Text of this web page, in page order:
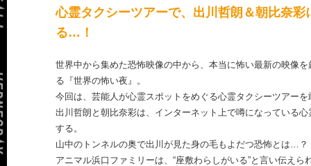
心霊タクシーツアーで、出川哲朗＆朝比奈彩
る…！
世界中から集めた恐怖映像の中から、本当に怖い最新の映像
る『世界の怖い夜』。
今回は、芸能人が心霊スポットをめぐる心霊タクシーツアーを
出川哲朗と朝比奈彩は、インターネット上で噂になっている
する。
山中のトンネルの奥で出川が見た身の毛もよだつ恐怖とは…？
アニマル浜口ファミリーは、“座敷わらしがいる”と言い伝えら